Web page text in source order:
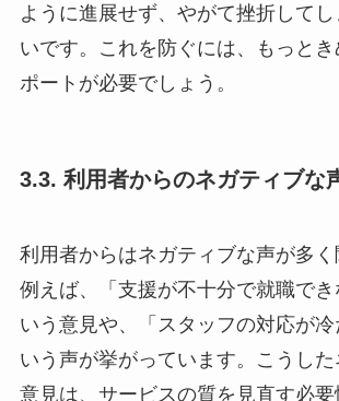
ように進展せず、やがて挫折して
いです。これを防ぐには、もっと
ポートが必要でしょう。
3.3. 利用者からのネガティブな
利用者からはネガティブな声が多く
例えば、「支援が不十分で就職でき
いう意見や、「スタッフの対応が冷
いう声が挙がっています。こうし
意見は、サービスの質を見直す必